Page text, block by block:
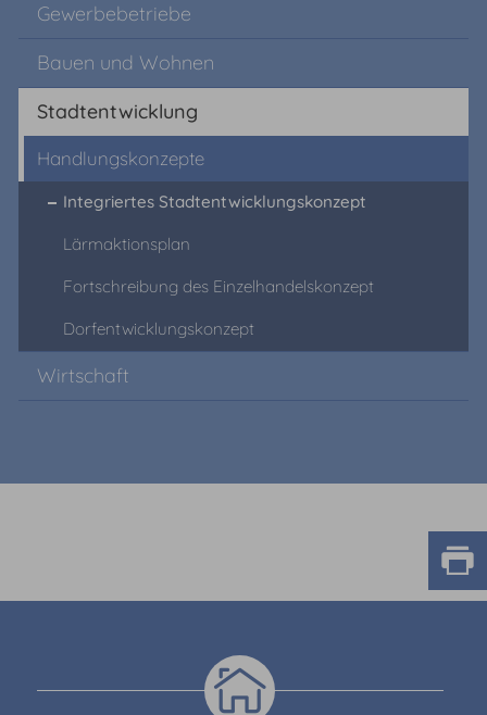
Gewerbebetriebe
Bauen und Wohnen
Stadtentwicklung
Handlungskonzepte
Integriertes Stadtentwicklungskonzept
Lärmaktionsplan
Fortschreibung des Einzelhandelskonzept
Dorfentwicklungskonzept
Wirtschaft